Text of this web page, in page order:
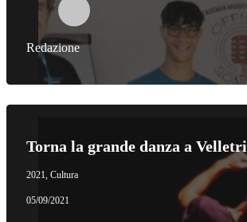
Redazione
Torna la grande danza a Velletri
2021, Cultura
05/09/2021